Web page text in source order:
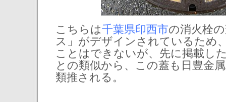
こちらは千葉県印西市の消火栓
ス」がデザインされているため
ことはできないが、先に掲載し
との類似から、この蓋も日豊金
類推される。